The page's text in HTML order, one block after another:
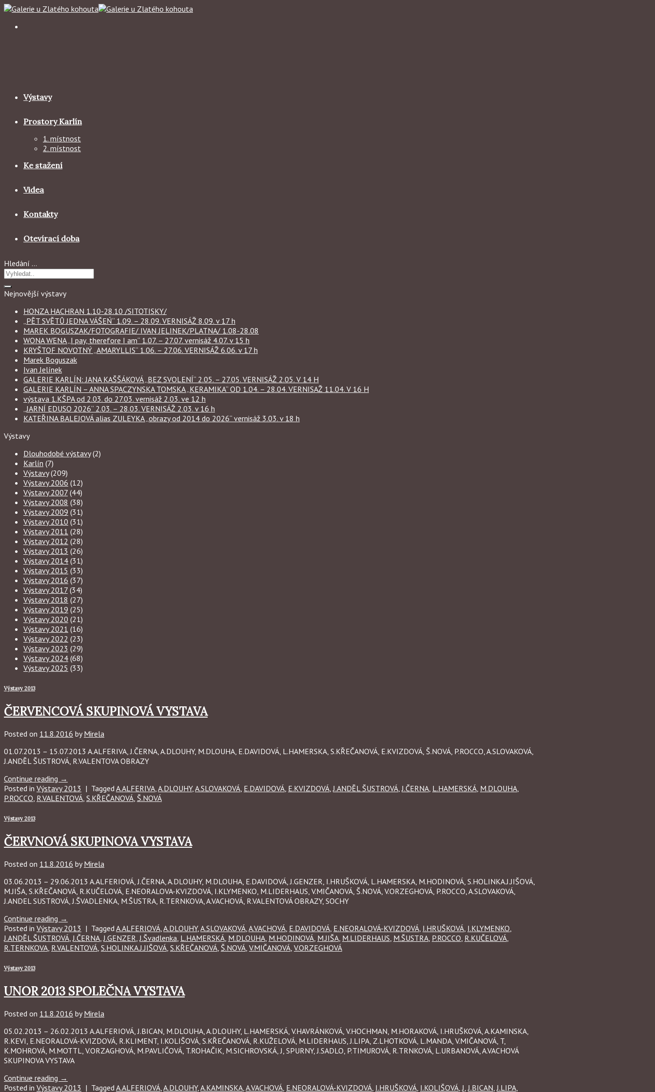
Skip
content
Výstavy
Prostory Karlín
1. místnost
2. místnost
Ke stažení
Videa
Kontakty
Otevírací doba
Hledání …
Nejnovější výstavy
HONZA HACHRAN 1.10-28.10 /SITOTISKY/
„PĚT SVĚTŮ JEDNA VÁŠEŃ“ 1.09. – 28.09. VERNISÁŽ 8.09. v 17 h
MAREK BOGUSZAK/FOTOGRAFIE/ IVAN JELINEK/PLATNA/ 1.08-28.08
WONA WENA „I pay, therefore I am“ 1.07. – 27.07. vernisáž 4.07. v 15 h
KRYŠTOF NOVOTNÝ „AMARYLLIS“ 1.06. – 27.06. VERNISÁŽ 6.06. v 17 h
Marek Boguszak
Ivan Jelínek
GALERIE KARLÍN: JANA KAŠŠÁKOVÁ „BEZ SVOLENÍ“ 2.05. – 27.05. VERNISÁŽ 2.05. V 14 H
GALERIE KARLÍN – ANNA SPACZYNSKA TOMSKA „KERAMIKA“ OD 1.04. – 28.04. VERNISAŽ 11.04. V 16 H
výstava 1.KŠPA od 2.03. do 27.03. vernisáž 2.03. ve 12 h
„JARNÍ EDUSO 2026“ 2.03. – 28.03. VERNISÁŽ 2.03. v 16 h
KATEŘINA BALEJOVÁ alias ZULEYKA „obrazy od 2014 do 2026“ vernisáž 3.03. v 18 h
Výstavy
Dlouhodobé výstavy(2)
Karlín (7)
Výstavy(209)
Výstavy 2006 (12)
Výstavy 2007 (44)
Výstavy 2008 (38)
Výstavy 2009 (31)
Výstavy 2010 (31)
Výstavy 2011 (28)
Výstavy 2012 (28)
Výstavy 2013 (26)
Výstavy 2014 (31)
Výstavy 2015 (33)
Výstavy 2016 (37)
Výstavy 2017 (34)
Výstavy 2018 (27)
Výstavy 2019 (25)
Výstavy 2020 (21)
Výstavy 2021 (16)
Výstavy 2022 (23)
Výstavy 2023 (29)
Výstavy 2024 (68)
Výstavy 2025 (33)
Výstavy 2013
ČERVENCOVÁ SKUPINOVÁ VYSTAVA
Posted on 11.8.2016 byMirela
01.07.2013 – 15.07.2013 A.ALFERIVA, J.ČERNA, A.DLOUHY, M.DLOUHA, E.DAVIDOVÁ, L.HAMERSKA, S.KŘEČANOVÁ, E.KVIZDOVÁ, Š.NOVÁ, P.ROCCO, A.SLOVAKOVÁ,
J.ANDĚL ŠUSTROVÁ, R.VALENTOVA OBRAZY
Continue reading →
Posted in Výstavy 2013 | Tagged A.ALFERIVA A.DLOUHY, A.SLOVAKOVÁ E.DAVIDOVÁ E.KVIZDOVÁ J.ANDĚL ŠUSTROVÁ J.ČERNA L.HAMERSKÁ M.DLOUHA
P.ROCCO R.VALENTOVÁ S.KŘEČANOVÁ Š.NOVÁ
Výstavy 2013
ČERVNOVÁ SKUPINOVA VYSTAVA
Posted on 11.8.2016 byMirela
03.06.2013 – 29.06.2013 A.ALFERIOVÁ, J.ČERNA, A.DLOUHY, M.DLOUHA, E.DAVIDOVÁ, J.GENZER, I.HRUŠKOVÁ, L.HAMERSKA, M.HODINOVÁ, S.HOLINKA.J.JIŠOVÁ,
M.JIŠA, S.KŘEČANOVÁ, R.KUČELOVÁ, E.NEORALOVA-KVIZDOVÁ, I.KLYMENKO, M.LIDERHAUS, V.MIČANOVÁ, Š.NOVÁ, V.ORZEGHOVÁ, P.ROCCO, A.SLOVAKOVÁ,
J.ANDEL SUSTROVÁ, J.ŠVADLENKA, M.ŠUSTRA, R.TERNKOVA, A.VACHOVÁ, R.VALENTOVÁ OBRAZY, SOCHY
Continue reading →
Posted in Výstavy 2013 | Tagged A.ALFERIOVÁ A.DLOUHY, A.SLOVAKOVÁ A.VACHOVÁ E.DAVIDOVÁ E.NEORALOVÁ-KVIZDOVÁ I.HRUŠKOVÁ I.KLYMENKO
J.ANDĚL ŠUSTROVÁ J.ČERNA J.GENZER J.Švadlenka L.HAMERSKÁ M.DLOUHA M.HODINOVÁ M.JIŠA M.LIDERHAUS M.ŠUSTRA P.ROCCO R.KUČELOVÁ
R.TERNKOVA R.VALENTOVÁ S.HOLINKA.J.JIŠOVÁ S.KŘEČANOVÁ Š.NOVÁ V.MIČANOVÁ V.ORZEGHOVÁ
Výstavy 2013
UNOR 2013 SPOLEČNA VYSTAVA
Posted on 11.8.2016 byMirela
05.02.2013 – 26.02.2013 A.ALFERIOVÁ, J.BICAN, M.DLOUHA, A.DLOUHY, L.HAMERSKÁ, V.HAVRÁNKOVÁ, V.HOCHMAN, M.HORAKOVÁ, I.HRUŠKOVÁ, A.KAMINSKA,
R.KEVI, E.NEORALOVÁ-KVIZDOVÁ, R.KLIMENT, I.KOLIŠOVÁ, S.KŘEČANOVÁ, R.KUŽELOVÁ, M.LIDERHAUS, J.LIPA, Z.LHOTKOVÁ, L.MANDA, V.MIČANOVÁ, T,
K.MOHROVÁ, M.MOTTL, V.ORZAGHOVÁ, M.PAVLIČOVÁ, T.ROHAČIK, M.SICHROVSKÁ, J, SPURNY, J.SADLO, P.TIMUROVÁ, R.TRNKOVÁ, L.URBANOVÁ, A.VACHOVÁ
SKUPINOVA VYSTAVA
Continue reading →
Posted in Výstavy 2013 | Tagged A.ALFERIOVÁ A.DLOUHY, A.KAMINSKA A.VACHOVÁ E.NEORALOVÁ-KVIZDOVÁ I.HRUŠKOVÁ I.KOLIŠOVÁ J J.BICAN J.LIPA